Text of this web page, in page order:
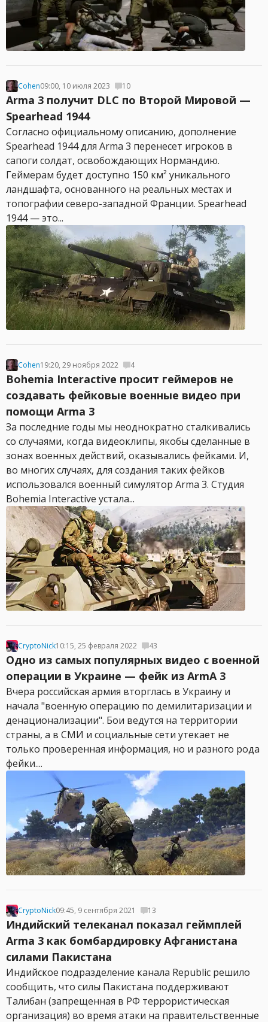
Cohen09:00, 10 июля 2023 10
Arma 3 получит DLC по Второй Мировой —
Spearhead 1944
Согласно официальному описанию, дополнение
Spearhead 1944 для Arma 3 перенесет игроков в
сапоги солдат, освобождающих Нормандию.
Геймерам будет доступно 150 км² уникального
ландшафта, основанного на реальных местах и
топографии северо-западной Франции. Spearhead
1944 — это...
Cohen19:20, 29 ноября 2022 4
Bohemia Interactive просит геймеров не
создавать фейковые военные видео при
помощи Arma 3
За последние годы мы неоднократно сталкивались
со случаями, когда видеоклипы, якобы сделанные в
зонах военных действий, оказывались фейками. И,
во многих случаях, для создания таких фейков
использовался военный симулятор Arma 3. Студия
Bohemia Interactive устала...
CryptoNick10:15, 25 февраля 2022 43
Одно из самых популярных видео с военной
операции в Украине — фейк из ArmA 3
Вчера российская армия вторглась в Украину и
начала "военную операцию по демилитаризации и
денационализации". Бои ведутся на территории
страны, а в СМИ и социальные сети утекает не
только проверенная информация, но и разного рода
фейки....
CryptoNick09:45, 9 сентября 2021 13
Индийский телеканал показал геймплей
Arma 3 как бомбардировку Афганистана
силами Пакистана
Индийское подразделение канала Republic решило
сообщить, что силы Пакистана поддерживают
Талибан (запрещенная в РФ террористическая
организация) во время атаки на правительственные